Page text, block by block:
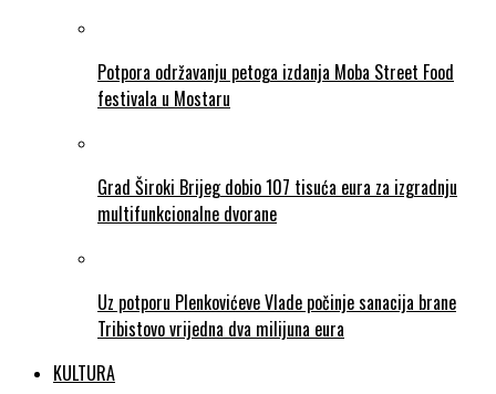
Potpora održavanju petoga izdanja Moba Street Food
festivala u Mostaru
Grad Široki Brijeg dobio 107 tisuća eura za izgradnju
multifunkcionalne dvorane
Uz potporu Plenkovićeve Vlade počinje sanacija brane
Tribistovo vrijedna dva milijuna eura
KULTURA